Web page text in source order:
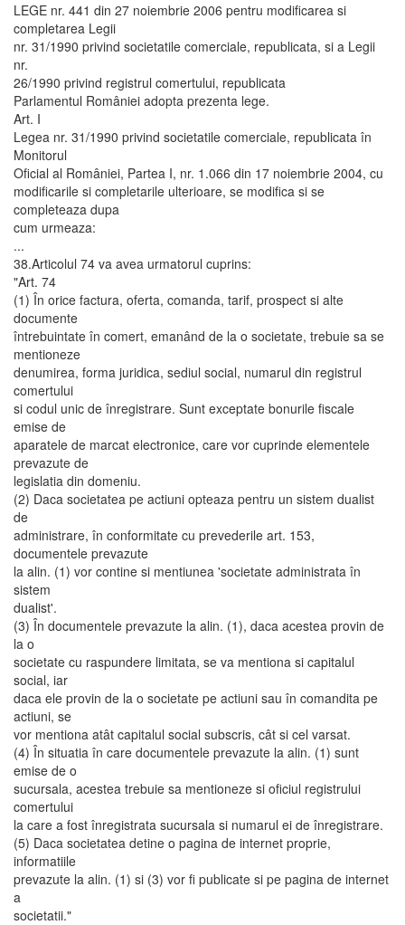
LEGE nr. 441 din 27 noiembrie 2006 pentru modificarea si
completarea Legii
nr. 31/1990 privind societatile comerciale, republicata, si a Legii
nr.
26/1990 privind registrul comertului, republicata
Parlamentul României adopta prezenta lege.
Art. I
Legea nr. 31/1990 privind societatile comerciale, republicata în
Monitorul
Oficial al României, Partea I, nr. 1.066 din 17 noiembrie 2004, cu
modificarile si completarile ulterioare, se modifica si se
completeaza dupa
cum urmeaza:
...
38.Articolul 74 va avea urmatorul cuprins:
"Art. 74
(1) În orice factura, oferta, comanda, tarif, prospect si alte
documente
întrebuintate în comert, emanând de la o societate, trebuie sa se
mentioneze
denumirea, forma juridica, sediul social, numarul din registrul
comertului
si codul unic de înregistrare. Sunt exceptate bonurile fiscale
emise de
aparatele de marcat electronice, care vor cuprinde elementele
prevazute de
legislatia din domeniu.
(2) Daca societatea pe actiuni opteaza pentru un sistem dualist
de
administrare, în conformitate cu prevederile art. 153,
documentele prevazute
la alin. (1) vor contine si mentiunea 'societate administrata în
sistem
dualist'.
(3) În documentele prevazute la alin. (1), daca acestea provin de
la o
societate cu raspundere limitata, se va mentiona si capitalul
social, iar
daca ele provin de la o societate pe actiuni sau în comandita pe
actiuni, se
vor mentiona atât capitalul social subscris, cât si cel varsat.
(4) În situatia în care documentele prevazute la alin. (1) sunt
emise de o
sucursala, acestea trebuie sa mentioneze si oficiul registrului
comertului
la care a fost înregistrata sucursala si numarul ei de înregistrare.
(5) Daca societatea detine o pagina de internet proprie,
informatiile
prevazute la alin. (1) si (3) vor fi publicate si pe pagina de internet
a
societatii."